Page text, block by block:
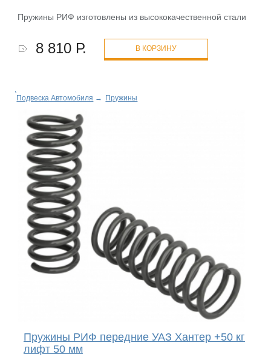
Пружины РИФ изготовлены из высококачественной стали
8 810 Р. В КОРЗИНУ
Подвеска Автомобиля → Пружины
Пружины РИФ передние УАЗ Хантер +50 кг
лифт 50 мм